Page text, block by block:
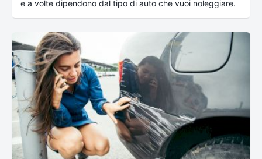
e a volte dipendono dal tipo di auto che vuoi noleggiare.